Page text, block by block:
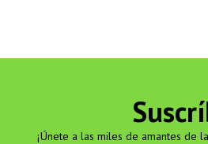
¡Únete a las miles de amantes de